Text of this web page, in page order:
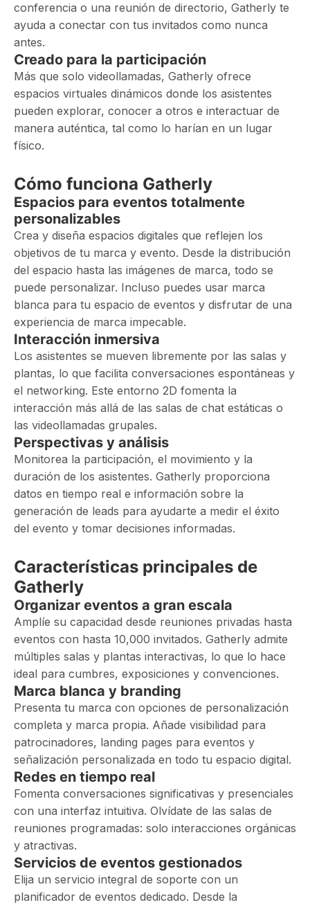
conferencia o una reunión de directorio, Gatherly te
ayuda a conectar con tus invitados como nunca
antes.
Creado para la participación
Más que solo videollamadas, Gatherly ofrece
espacios virtuales dinámicos donde los asistentes
pueden explorar, conocer a otros e interactuar de
manera auténtica, tal como lo harían en un lugar
físico.
Cómo funciona Gatherly
Espacios para eventos totalmente
personalizables
Crea y diseña espacios digitales que reflejen los
objetivos de tu marca y evento. Desde la distribución
del espacio hasta las imágenes de marca, todo se
puede personalizar. Incluso puedes usar marca
blanca para tu espacio de eventos y disfrutar de una
experiencia de marca impecable.
Interacción inmersiva
Los asistentes se mueven libremente por las salas y
plantas, lo que facilita conversaciones espontáneas y
el networking. Este entorno 2D fomenta la
interacción más allá de las salas de chat estáticas o
las videollamadas grupales.
Perspectivas y análisis
Monitorea la participación, el movimiento y la
duración de los asistentes. Gatherly proporciona
datos en tiempo real e información sobre la
generación de leads para ayudarte a medir el éxito
del evento y tomar decisiones informadas.
Características principales de
Gatherly
Organizar eventos a gran escala
Amplíe su capacidad desde reuniones privadas hasta
eventos con hasta 10,000 invitados. Gatherly admite
múltiples salas y plantas interactivas, lo que lo hace
ideal para cumbres, exposiciones y convenciones.
Marca blanca y branding
Presenta tu marca con opciones de personalización
completa y marca propia. Añade visibilidad para
patrocinadores, landing pages para eventos y
señalización personalizada en todo tu espacio digital.
Redes en tiempo real
Fomenta conversaciones significativas y presenciales
con una interfaz intuitiva. Olvídate de las salas de
reuniones programadas: solo interacciones orgánicas
y atractivas.
Servicios de eventos gestionados
Elija un servicio integral de soporte con un
planificador de eventos dedicado. Desde la